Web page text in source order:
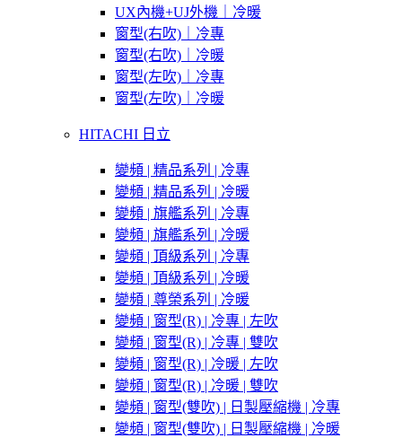
UX內機+UJ外機｜冷暖
窗型(右吹)｜冷專
窗型(右吹)｜冷暖
窗型(左吹)｜冷專
窗型(左吹)｜冷暖
HITACHI 日立
變頻 | 精品系列 | 冷專
變頻 | 精品系列 | 冷暖
變頻 | 旗艦系列 | 冷專
變頻 | 旗艦系列 | 冷暖
變頻 | 頂級系列 | 冷專
變頻 | 頂級系列 | 冷暖
變頻 | 尊榮系列 | 冷暖
變頻 | 窗型(R) | 冷專 | 左吹
變頻 | 窗型(R) | 冷專 | 雙吹
變頻 | 窗型(R) | 冷暖 | 左吹
變頻 | 窗型(R) | 冷暖 | 雙吹
變頻 | 窗型(雙吹) | 日製壓縮機 | 冷專
變頻 | 窗型(雙吹) | 日製壓縮機 | 冷暖